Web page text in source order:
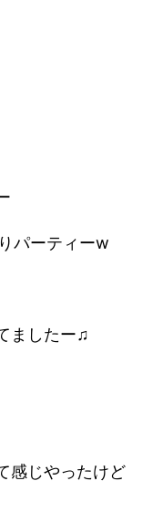
パーティーw
ましたー♫
感じやったけど